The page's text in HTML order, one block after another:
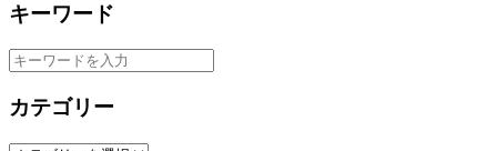
キーワード
カテゴリー